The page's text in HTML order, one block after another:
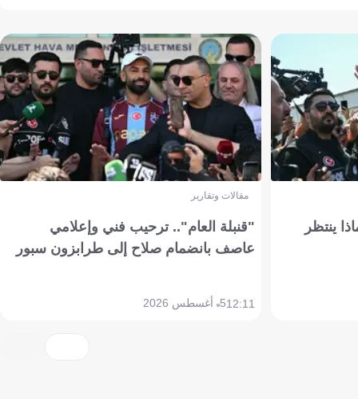
ينتظر
مقالات وتقارير
"قنبلة العام".. ترحيب فني وإعلامي
عاصف بانضمام صلاح إلى طرابزون سبور
12:115 أغسطس 2026